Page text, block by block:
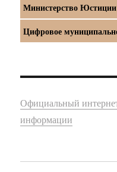
Министерство
Цифровое
Официальный
информации